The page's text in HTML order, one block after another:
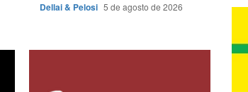
Dellai & Pelosi 5 de agosto de 2026